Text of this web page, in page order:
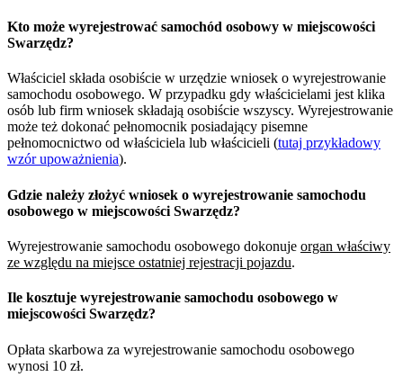
Kto może wyrejestrować samochód osobowy w miejscowości
Swarzędz?
Właściciel składa osobiście w urzędzie wniosek o wyrejestrowanie
samochodu osobowego. W przypadku gdy właścicielami jest klika
osób lub firm wniosek składają osobiście wszyscy. Wyrejestrowanie
może też dokonać pełnomocnik posiadający pisemne
pełnomocnictwo od właściciela lub właścicieli (tutaj przykładowy
wzór upoważnienia).
Gdzie należy złożyć wniosek o wyrejestrowanie samochodu
osobowego w miejscowości Swarzędz?
Wyrejestrowanie samochodu osobowego dokonuje organ właściwy
ze względu na miejsce ostatniej rejestracji pojazdu.
Ile kosztuje wyrejestrowanie samochodu osobowego w
miejscowości Swarzędz?
Opłata skarbowa za wyrejestrowanie samochodu osobowego
wynosi 10 zł.